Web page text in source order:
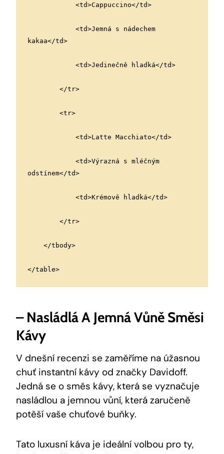
            <td>Cappuccino</td>
kakaa</td>
            <td>Jedinečně hladká</td>
        </tr>
        <tr>
            <td>Latte Macchiato</td>
odstínem</td>
            <td>Krémově hladká</td>
        </tr>
    </tbody>
</table>
– Nasládlá A Jemná Vůně Směsi
Kávy
V dnešní recenzi se zaměříme na úžasnou
chuť instantní kávy od značky Davidoff.
Jedná se o směs kávy, která se vyznačuje
nasládlou a jemnou vůní, která zaručeně
potěší vaše chuťové buňky.
Tato luxusní káva je ideální volbou pro ty,